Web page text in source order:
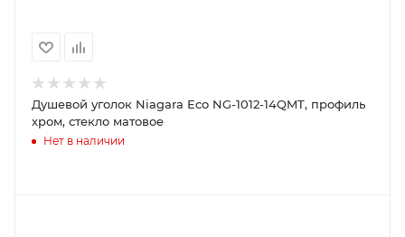
Душевой уголок Niagara Eco NG-1012-14QMT, профиль
хром, стекло матовое
Нет в наличии